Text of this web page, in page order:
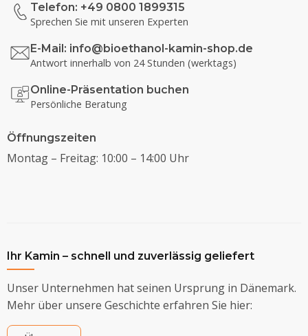
Telefon: +49 0800 1899315
Sprechen Sie mit unseren Experten
E-Mail: info@bioethanol-kamin-shop.de
Antwort innerhalb von 24 Stunden (werktags)
Online-Präsentation buchen
Persönliche Beratung
Öffnungszeiten
Montag – Freitag: 10:00 – 14:00 Uhr
Ihr Kamin – schnell und zuverlässig geliefert
Unser Unternehmen hat seinen Ursprung in Dänemark.
Mehr über unsere Geschichte erfahren Sie hier: